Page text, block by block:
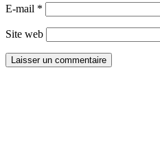
E-mail *
Site web